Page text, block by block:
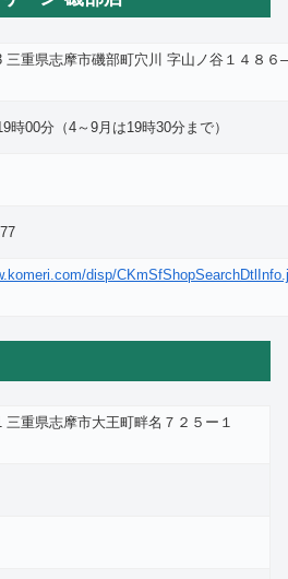
三重県志摩市磯部町穴川 字山ノ谷１４８
時00分（4～9月は19時30分まで）
disp/
三重県志摩市大王町畔名７２５ー１